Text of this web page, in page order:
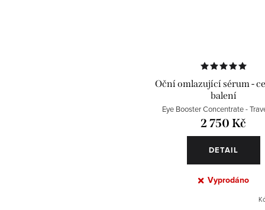
Oční omlazující sérum -
balení
Eye Booster Concentrate -
2 750 Kč
DETAIL
Vyprodáno